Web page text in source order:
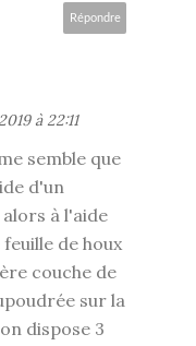
Répondre
à 22:11
semble que
d'un
à l'aide
de houx
couche de
sur la
dispose 3